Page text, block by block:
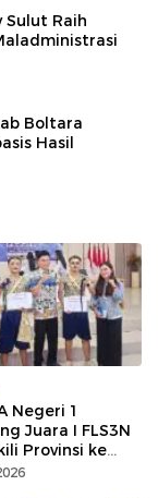
Sulut Raih
Boltara
Hasil
Negeri 1
Juara I FLS3N
Provinsi ke